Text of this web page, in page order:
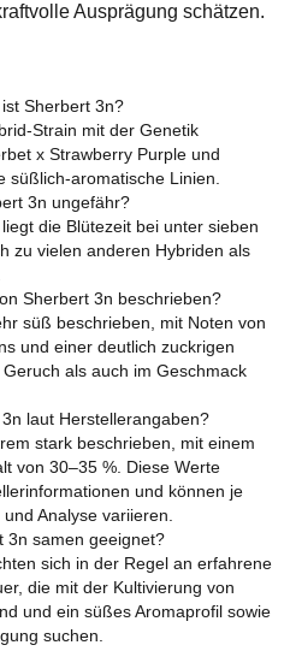
Ausprägung schätzen.
Sherbert 3n?
Strain mit der Genetik
x Strawberry Purple und
süßlich-aromatische Linien.
3n ungefähr?
die Blütezeit bei unter sieben
zu vielen anderen Hybriden als
Sherbert 3n beschrieben?
süß beschrieben, mit Noten von
und einer deutlich zuckrigen
als auch im Geschmack
laut Herstellerangaben?
stark beschrieben, mit einem
von 30–35 %. Diese Werte
und können je
Analyse variieren.
3n samen geeignet?
sich in der Regel an erfahrene
die mit der Kultivierung von
und ein süßes Aromaprofil sowie
suchen.